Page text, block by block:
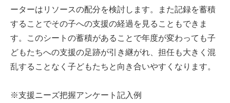
ーターはリソースの配分を検討します。また記録を蓄積
することでその子への支援の経過を見ることもできま
す。このシートの蓄積があることで年度が変わっても子
どもたちへの支援の足跡が引き継がれ、担任も大きく混
乱することなく子どもたちと向き合いやすくなります。
※支援ニーズ把握アンケート記入例